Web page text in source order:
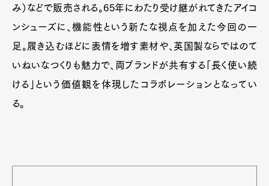
み）などで販売される。65年にわたり受け継がれてきたアイコ
ンシューズに、機能性という新たな視点を加えた今回の一
足。履き込むほどに表情を増す素材や、英国製ならではのて
いねいなつくりも魅力で、両ブランドが共有する「長く使い続
ける」という価値観を体現したコラボレーションとなってい
る。